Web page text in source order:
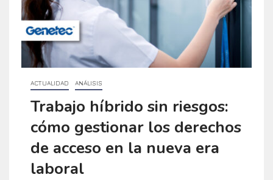
ACTUALIDAD ANÁLISIS
Trabajo híbrido sin riesgos:
cómo gestionar los derechos
de acceso en la nueva era
laboral